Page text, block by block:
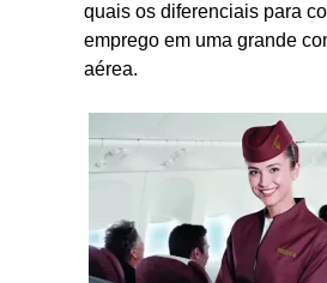
quais os diferenciais para
emprego em uma grande
aérea.